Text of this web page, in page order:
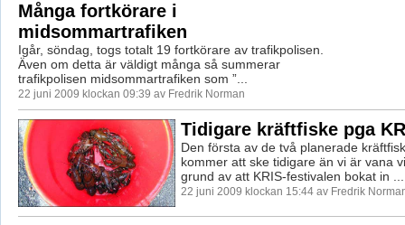
Många fortkörare i
midsommartrafiken
Igår, söndag, togs totalt 19 fortkörare av trafikpolisen.
Även om detta är väldigt många så summerar
trafikpolisen midsommartrafiken som ”...
22 juni 2009 klockan 09:39 av Fredrik Norman
Tidigare kräftfiske pga
Den första av de två planerade
kommer att ske tidigare än vi är vana
grund av att KRIS-festivalen bokat in ...
22 juni 2009 klockan 15:44 av Fredrik